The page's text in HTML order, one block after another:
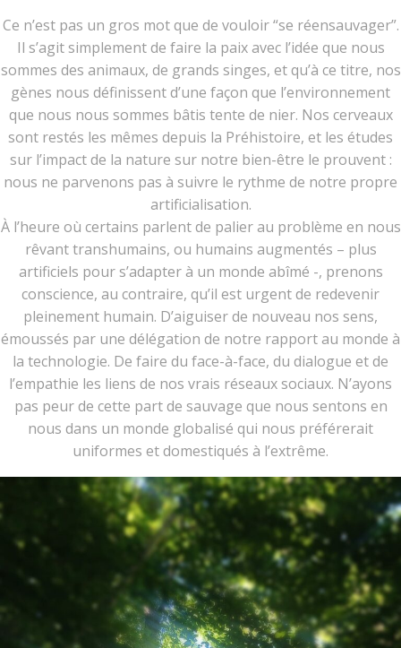
Ce n’est pas un gros mot que de vouloir “se réensauvager”.
Il s’agit simplement de faire la paix avec l’idée que nous
sommes des animaux, de grands singes, et qu’à ce titre, nos
gènes nous définissent d’une façon que l’environnement
que nous nous sommes bâtis tente de nier. Nos cerveaux
sont restés les mêmes depuis la Préhistoire, et les études
sur l’impact de la nature sur notre bien-être le prouvent :
nous ne parvenons pas à suivre le rythme de notre propre
artificialisation.
À l’heure où certains parlent de palier au problème en nous
rêvant transhumains, ou humains augmentés – plus
artificiels pour s’adapter à un monde abîmé -, prenons
conscience, au contraire, qu’il est urgent de redevenir
pleinement humain. D’aiguiser de nouveau nos sens,
émoussés par une délégation de notre rapport au monde à
la technologie. De faire du face-à-face, du dialogue et de
l’empathie les liens de nos vrais réseaux sociaux. N’ayons
pas peur de cette part de sauvage que nous sentons en
nous dans un monde globalisé qui nous préférerait
uniformes et domestiqués à l’extrême.